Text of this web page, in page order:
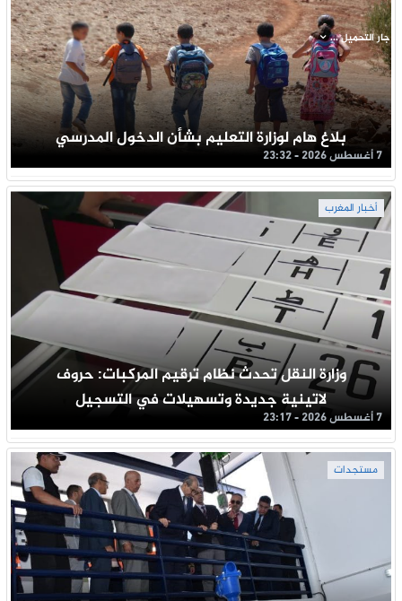
بلاغ هام لوزارة التعليم بشأن الدخول المدرسي
7 أغسطس 2026 - 23:32
أخبار المغرب
وزارة النقل تحدث نظام ترقيم المركبات: حروف
لاتينية جديدة وتسهيلات في التسجيل
7 أغسطس 2026 - 23:17
مستجدات
جار التحميل ...